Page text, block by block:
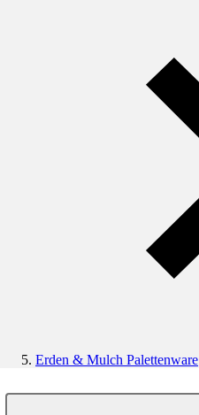
Erden & Mulch Palettenware